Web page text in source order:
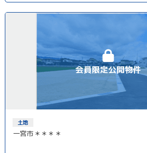
会員限定公開物件
土地
一宮市＊＊＊＊